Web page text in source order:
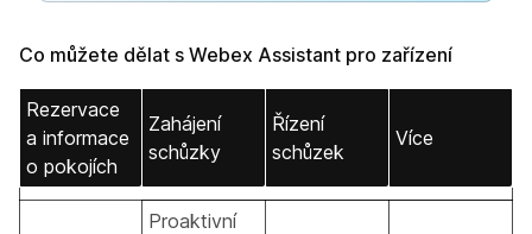
Co můžete dělat s Webex Assistant pro zařízení
Rezervace
a informace
o pokojích
Zahájení
schůzky
Řízení
schůzek
Více
Proaktivní